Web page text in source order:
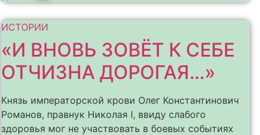
ИСТОРИИ
«И ВНОВЬ ЗОВЁТ К СЕБЕ
ОТЧИЗНА ДОРОГАЯ…»
Князь императорской крови Олег Константинович
Романов, правнук Николая I, ввиду слабого
здоровья мог не участвовать в боевых событиях